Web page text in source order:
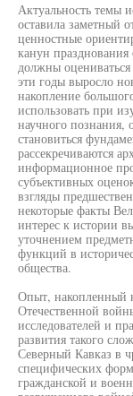
Актуальность темы
оставила заметный
ценностные
канун
должны оцениваться
эти годы выросло
накопление
использовать при
научного
становиться
рассекречиваются
информационное
субъективных
взгляды
некоторые факты
интерес к истории
уточнением
функций в
общества.
Опыт, накопленный
Отечественной
исследователей и
развития такого
Северный Кавказ в
специфических
гражданской и